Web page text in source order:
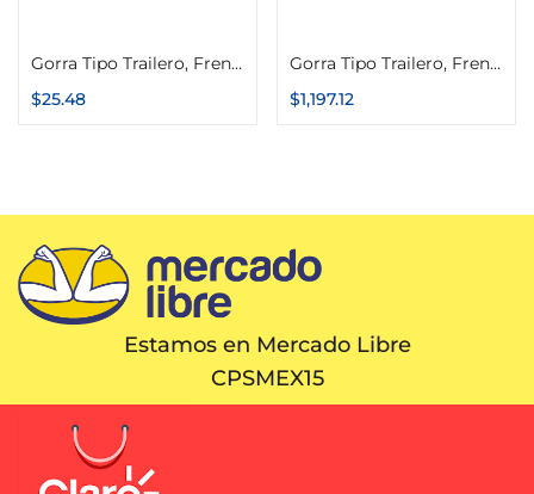
Gorra Tipo Trailero, Frente Blanco
$25.48
Gorra Tipo Trailero, Frente Blanco 50 piezas
$1,197.12
Estamos en Mercado Libre
CPSMEX15